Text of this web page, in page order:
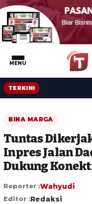
MENU
TERKINI
BINA MARGA
Tuntas
Inpres Jalan
Dukung
Reporter :Wahyudi
Editor :Redaksi